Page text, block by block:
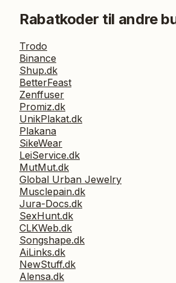
Rabatkoder til andre
Trodo
Binance
Shup.dk
BetterFeast
Zenffuser
Promiz.dk
UnikPlakat.dk
Plakana
SikeWear
LeiService.dk
MutMut.dk
Global Urban Jewelry
Musclepain.dk
Jura-Docs.dk
SexHunt.dk
CLKWeb.dk
Songshape.dk
AiLinks.dk
NewStuff.dk
Alensa.dk